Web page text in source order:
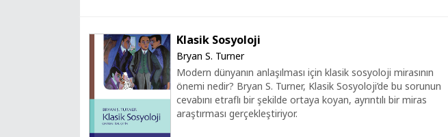
Klasik Sosyoloji
Bryan S. Turner
Modern dünyanın anlaşılması için klasik sosyoloji mirasının
önemi nedir? Bryan S. Turner, Klasik Sosyoloji’de bu sorunun
cevabını etraflı bir şekilde ortaya koyan, ayrıntılı bir miras
araştırması gerçekleştiriyor.